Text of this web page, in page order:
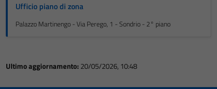
Ufficio piano di zona
Palazzo Martinengo - Via Perego, 1 - Sondrio - 2° piano
Ultimo aggiornamento: 20/05/2026, 10:48